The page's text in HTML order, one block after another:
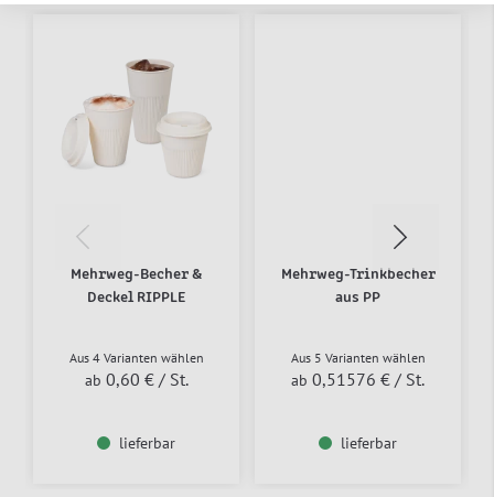
Mehrweg-Becher &
Deckel RIPPLE
Aus 4 Varianten wählen
ab 0,60 € / St.
lieferbar
Mehrweg-Trinkbecher
aus PP
Aus 5 Varianten wählen
ab 0,51576 € / St.
lieferbar